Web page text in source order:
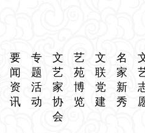
要
闻
资
讯
专
题
活
动
文
艺
家
协
会
艺
苑
博
览
文
联
党
建
名
家
新
秀